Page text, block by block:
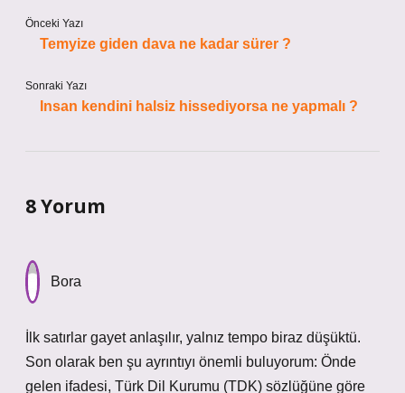
Önceki Yazı
Temyize giden dava ne kadar sürer ?
Sonraki Yazı
Insan kendini halsiz hissediyorsa ne yapmalı ?
8 Yorum
İlk satırlar gayet anlaşılır, yalnız tempo biraz düşüktü.
Son olarak ben şu ayrıntıyı önemli buluyorum: Önde
gelen ifadesi, Türk Dil Kurumu (TDK) sözlüğüne göre